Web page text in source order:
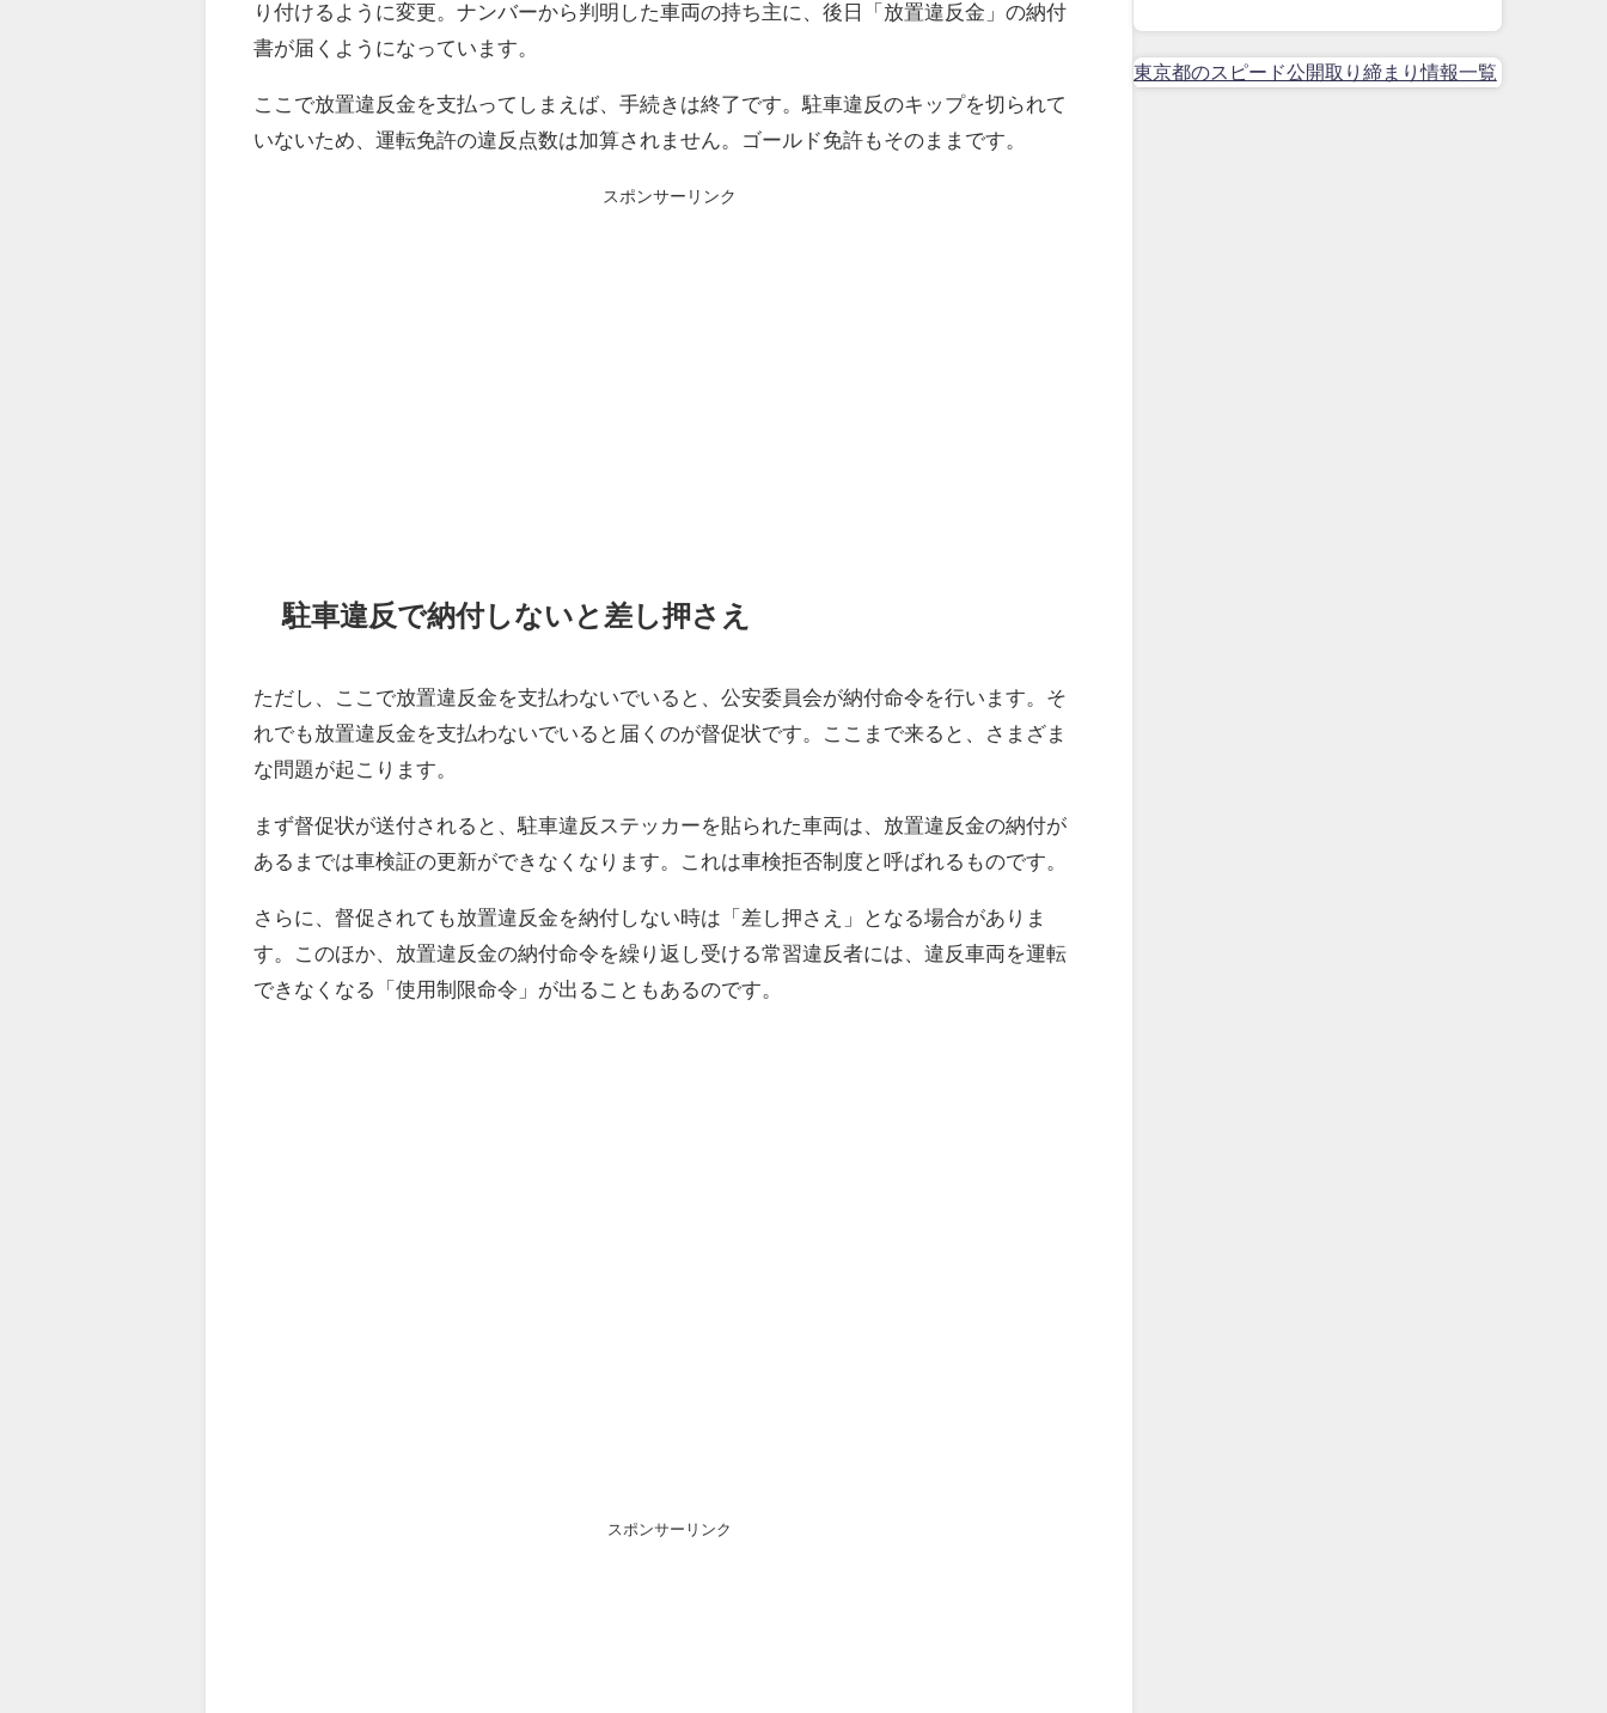
り付けるように変更。ナンバーから判明した車両の持ち主に、後日「放置違反金」の納付
書が届くようになっています。
ここで放置違反金を支払ってしまえば、手続きは終了です。駐車違反のキップを切られて
いないため、運転免許の違反点数は加算されません。ゴールド免許もそのままです。
スポンサーリンク
駐車違反で納付しないと差し押さえ
ただし、ここで放置違反金を支払わないでいると、公安委員会が納付命令を行います。そ
れでも放置違反金を支払わないでいると届くのが督促状です。ここまで来ると、さまざま
な問題が起こります。
まず督促状が送付されると、駐車違反ステッカーを貼られた車両は、放置違反金の納付が
あるまでは車検証の更新ができなくなります。これは車検拒否制度と呼ばれるものです。
さらに、督促されても放置違反金を納付しない時は「差し押さえ」となる場合がありま
す。このほか、放置違反金の納付命令を繰り返し受ける常習違反者には、違反車両を運転
できなくなる「使用制限命令」が出ることもあるのです。
スポンサーリンク
東京都のスピード公開取り締まり情報一覧